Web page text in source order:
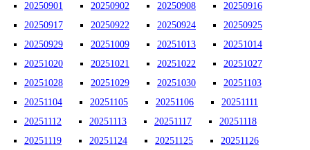
20250901
20250902 20250908
20250916
20250917
20250922 20250924
20250925
20250929
20251009 20251013
20251014
20251020
20251021 20251022
20251027
20251028
20251029 20251030
20251103
20251104
20251105 20251106
20251111
20251112
20251113 20251117
20251118
20251119
20251124 20251125
20251126